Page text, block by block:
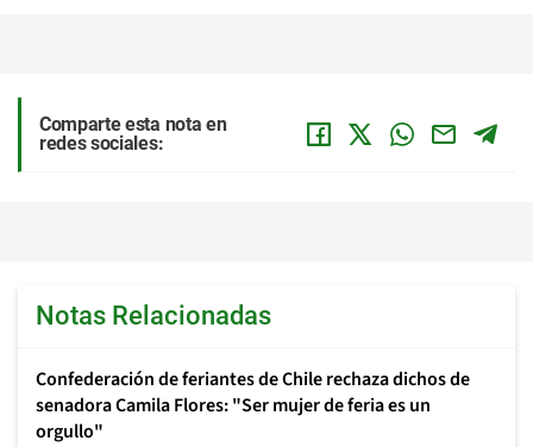
Comparte esta nota en
redes sociales:
Notas Relacionadas
Confederación de feriantes de Chile rechaza dichos de
senadora Camila Flores: "Ser mujer de feria es un
orgullo"